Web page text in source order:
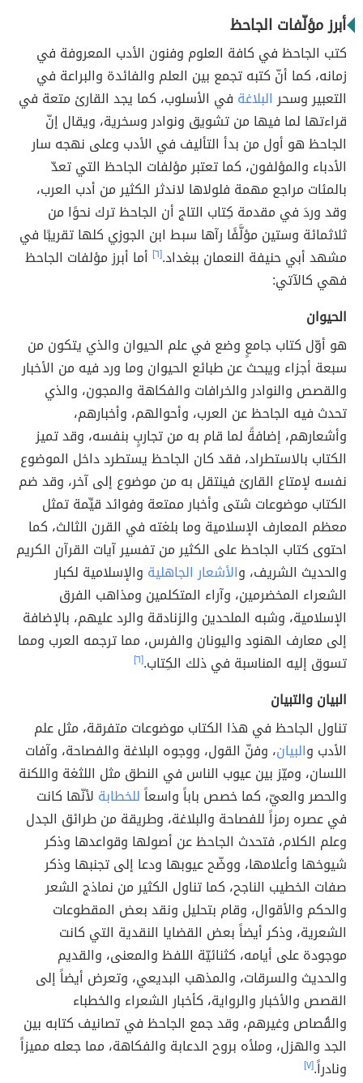
أبرز مؤلّفات الجاحظ
كتب الجاحظ في كافة العلوم وفنون الأدب المعروفة في
زمانه، كما أنّ كتبه تجمع بين العلم والفائدة والبراعة في
التعبير وسحرالبلاغة في الأسلوب، كما يجد القارئ متعة في
قراءتها لما فيها من تشويق ونوادر وسخرية، ويقال إنّ
الجاحظ هو أول من بدأ التأليف في الأدب وعلى نهجه سار
الأدباء والمؤلفون، كما تعتبر مؤلفات الجاحظ التي تعدّ
بالمئات مراجع مهمة فلولاها لاندثر الكثير من أدب العرب،
وقد وردَ في مقدمة كِتاب التاج أن الجاحظ ترك نحوًا من
ثلاثمائة وستين مؤلَّفًا رآها سبط ابن الجوزي كلها تقريبًا في
مشهد أبي حنيفة النعمان ببغداد.[٦]
أما أبرز مؤلفات الجاحظ
فهي كالآتي:
الحيوان
هو أوّل كتاب جامعٍ وضع في علم الحيوان والذي يتكون من
سبعة أجزاء ويبحث عن طبائع الحيوان وما ورد فيه من الأخبار
والقصص والنوادر والخرافات والفكاهة والمجون، والذي
تحدث فيه الجاحظ عن العرب، وأحوالهم، وأخبارهم،
وأشعارهم، إضافةً لما قام به من تجاربٍ بنفسه، وقد تميز
الكتاب بالاستطراد، فقد كان الجاحظ يستطرد داخل الموضوع
نفسه لإمتاع القارئ فينتقل به من موضوع إلى آخر، وقد ضم
الكتاب موضوعات شتى وأخبار ممتعة وفوائد قيِّمة تمثل
معظم المعارف الإسلامية وما بلغته في القرن الثالث، كما
احتوى كتاب الجاحظ على الكثير من تفسير آيات القرآن الكريم
والحديث الشريف، والأشعار الجاهلية والإسلامية لكبار
الشعراء المخضرمين، وآراء المتكلمين ومذاهب الفرق
الإسلامية، وشبه الملحدين والزنادقة والرد عليهم، بالإضافة
إلى معارف الهنود واليونان والفرس، مما ترجمه العرب ومما
تسوق إليه المناسبة في ذلك الكِتاب.[٦]
البيان والتبيان
تناول الجاحظ في هذا الكتاب موضوعات متفرقة، مثل علم
الأدب والبيان، وفنّ القول، ووجوه البلاغة والفصاحة، وآفات
اللسان، وميّز بين عيوب الناس في النطق مثل اللثغة واللكنة
والحصر والعيّ، كما خصص باباً واسعاًللخطابة لأنّها كانت
في عصره رمزاً للفصاحة والبلاغة، وطريقة من طرائق الجدل
وعلم الكلام، فتحدث الجاحظ عن أصولها وقواعدها وذكر
شيوخها وأعلامها، ووضّح عيوبها ودعا إلى تجنبها وذكر
صفات الخطيب الناجح، كما تناول الكثير من نماذج الشعر
والحكم والأقوال، وقام بتحليل ونقد بعض المقطوعات
الشعرية، وذكر أيضاً بعض القضايا النقدية التي كانت
موجودة على أيامه، كثنائيّة اللفظ والمعنى، والقديم
والحديث والسرقات، والمذهب البديعي، وتعرض أيضاً إلى
القصص والأخبار والرواية، كأخبار الشعراء والخطباء
والقُصاص وغيرهم، وقد جمع الجاحظ في تصانيف كتابه بين
الجد والهزل، وملأه بروح الدعابة والفكاهة، مما جعله مميزاً
ونادراً.[٧]